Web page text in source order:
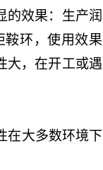
的效果：生产润
鞍环，使用效果
大，在开工或遇
在大多数环境下